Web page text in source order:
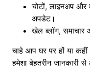
चोटों, लाइनअप और
अपडेट।
खेल ब्लॉग, समाचार
चाहे आप घर पर हों या
हमेशा बेहतरीन जानकारी